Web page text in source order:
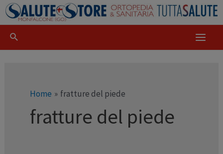
Home fratture del piede
fratture del piede